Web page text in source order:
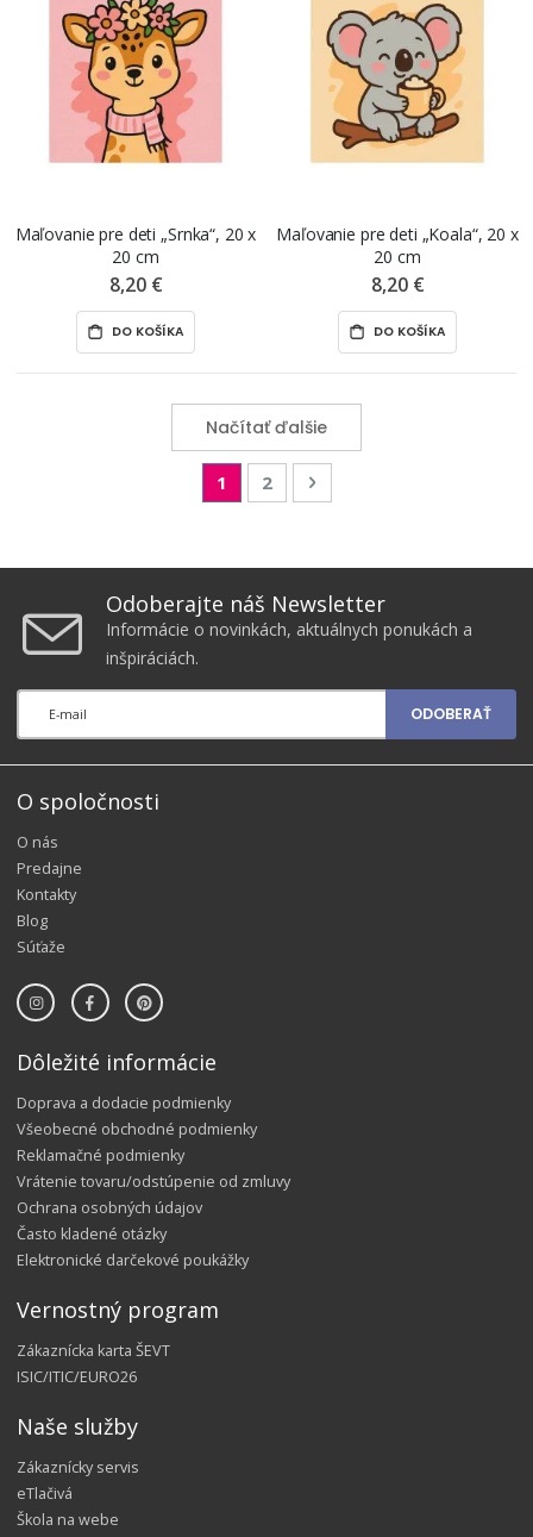
Maľovanie pre deti „Srnka“, 20 x
20 cm
8,20 €
DO KOŠÍKA
Maľovanie pre deti „Koala“, 20 x
20 cm
8,20 €
DO KOŠÍKA
Načítať ďalšie
PageYou're currently reading page
1 Page
2 Page
Nasledujúca
Odoberajte náš Newsletter
Informácie o novinkách, aktuálnych ponukách a
inšpiráciách.
ODOBERAŤ
O spoločnosti
O nás
Predajne
Kontakty
Blog
Súťaže
Dôležité informácie
Doprava a dodacie podmienky
Všeobecné obchodné podmienky
Reklamačné podmienky
Vrátenie tovaru/odstúpenie od zmluvy
Ochrana osobných údajov
Často kladené otázky
Elektronické darčekové poukážky
Vernostný program
Zákaznícka karta ŠEVT
ISIC/ITIC/EURO26
Naše služby
Zákaznícky servis
eTlačivá
Škola na webe